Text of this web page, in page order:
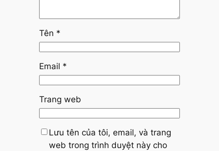
Tên *
Email *
Trang web
Lưu tên của tôi, email, và trang
web trong trình duyệt này cho